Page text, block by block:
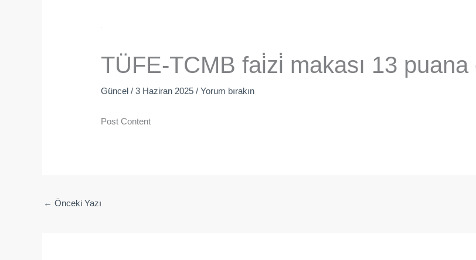
TÜFE-TCMB fai̇zi̇ makası 13 puana
Güncel /3 Haziran 2025/Yorum bırakın
Post Content
← Önceki Yazı